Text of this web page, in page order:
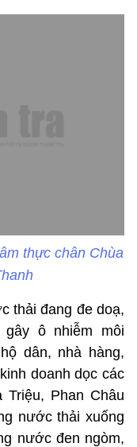
thực chân Chùa
thải đang đe doạ,
ô nhiễm môi
dân, nhà hàng,
doanh dọc các
Phan Châu
nước thải xuống
nước đen ngòm,